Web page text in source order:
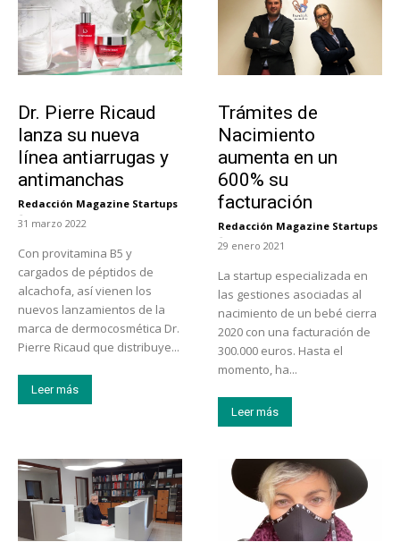
Dr. Pierre Ricaud
lanza su nueva
línea antiarrugas y
antimanchas
Redacción Magazine Startups
-
31 marzo 2022
Con provitamina B5 y
cargados de péptidos de
alcachofa, así vienen los
nuevos lanzamientos de la
marca de dermocosmética Dr.
Pierre Ricaud que distribuye...
Leer más
Trámites de
Nacimiento
aumenta en un
600% su
facturación
Redacción Magazine Startups
-
29 enero 2021
La startup especializada en
las gestiones asociadas al
nacimiento de un bebé cierra
2020 con una facturación de
300.000 euros. Hasta el
momento, ha...
Leer más